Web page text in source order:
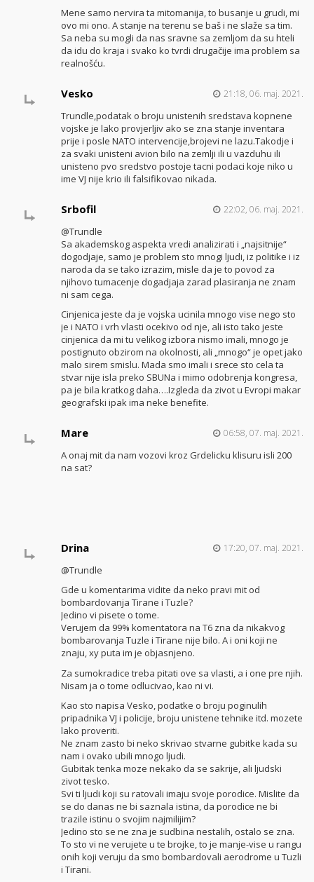
Mene samo nervira ta mitomanija, to busanje u grudi, mi
ovo mi ono. A stanje na terenu se baš i ne slaže sa tim.
Sa neba su mogli da nas sravne sa zemljom da su hteli
da idu do kraja i svako ko tvrdi drugačije ima problem sa
realnošću.
Vesko 21:18, 06. maj. 2021.
Trundle,podatak o broju unistenih sredstava kopnene
vojske je lako provjerljiv ako se zna stanje inventara
prije i posle NATO intervencije,brojevi ne lazu.Takodje i
za svaki unisteni avion bilo na zemlji ili u vazduhu ili
unisteno pvo sredstvo postoje tacni podaci koje niko u
ime VJ nije krio ili falsifikovao nikada.
Srbofil 22:02, 06. maj. 2021.
@Trundle
Sa akademskog aspekta vredi analizirati i „najsitnije“
dogodjaje, samo je problem sto mnogi ljudi, iz politike i iz
naroda da se tako izrazim, misle da je to povod za
njihovo tumacenje dogadjaja zarad plasiranja ne znam
ni sam cega.
Cinjenica jeste da je vojska ucinila mnogo vise nego sto
je i NATO i vrh vlasti ocekivo od nje, ali isto tako jeste
cinjenica da mi tu velikog izbora nismo imali, mnogo je
postignuto obzirom na okolnosti, ali „mnogo“ je opet jako
malo sirem smislu. Mada smo imali i srece sto cela ta
stvar nije isla preko SBUNa i mimo odobrenja kongresa,
pa je bila kratkog daha….Izgleda da zivot u Evropi makar
geografski ipak ima neke benefite.
Mare 06:58, 07. maj. 2021.
A onaj mit da nam vozovi kroz Grdelicku klisuru isli 200
na sat?
Drina 17:20, 07. maj. 2021.
@Trundle
Gde u komentarima vidite da neko pravi mit od
bombardovanja Tirane i Tuzle?
Jedino vi pisete o tome.
Verujem da 99% komentatora na T6 zna da nikakvog
bombarovanja Tuzle i Tirane nije bilo. A i oni koji ne
znaju, xy puta im je objasnjeno.
Za sumokradice treba pitati ove sa vlasti, a i one pre njih.
Nisam ja o tome odlucivao, kao ni vi.
Kao sto napisa Vesko, podatke o broju poginulih
pripadnika VJ i policije, broju unistene tehnike itd. mozete
lako proveriti.
Ne znam zasto bi neko skrivao stvarne gubitke kada su
nam i ovako ubili mnogo ljudi.
Gubitak tenka moze nekako da se sakrije, ali ljudski
zivot tesko.
Svi ti ljudi koji su ratovali imaju svoje porodice. Mislite da
se do danas ne bi saznala istina, da porodice ne bi
trazile istinu o svojim najmilijim?
Jedino sto se ne zna je sudbina nestalih, ostalo se zna.
To sto vi ne verujete u te brojke, to je manje-vise u rangu
onih koji veruju da smo bombardovali aerodrome u Tuzli
i Tirani.